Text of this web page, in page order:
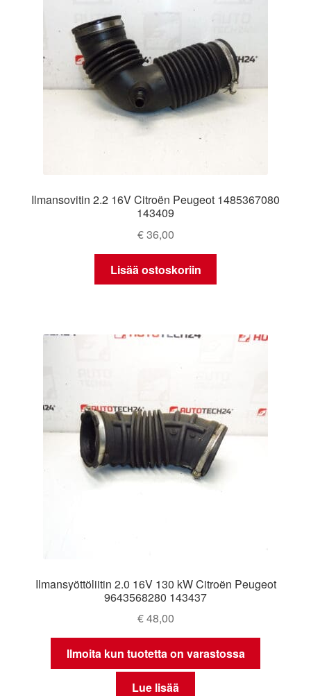
Ilmansovitin 2.2 16V Citroën Peugeot 1485367080
143409
€36,00
Lisää ostoskoriin
Ilmansyöttöliitin 2.0 16V 130 kW Citroën Peugeot
9643568280 143437
€48,00
Ilmoita kun tuotetta on varastossa
Lue lisää